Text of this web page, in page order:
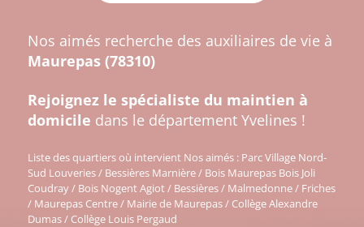
Nos aimés recherche des auxiliaires de vie à
Maurepas (78310)
Rejoignez le spécialiste du maintien à
domicile dans le département Yvelines !
Liste des quartiers où intervient Nos aimés : Parc Village Nord-
Sud Louveries / Bessières Marnière / Bois Maurepas Bois Joli
Coudray / Bois Nogent Agiot / Bessières / Malmedonne / Friches
/ Maurepas Centre / Mairie de Maurepas / Collège Alexandre
Dumas / Collège Louis Pergaud